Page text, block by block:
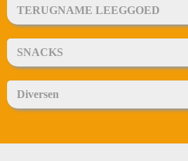
TERUGNAME LEEGGOED
SNACKS
Diversen